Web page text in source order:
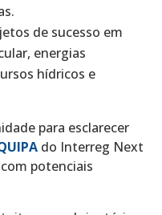
de sucesso em
energias
hídricos e
para esclarecer
do Interreg Next
potenciais